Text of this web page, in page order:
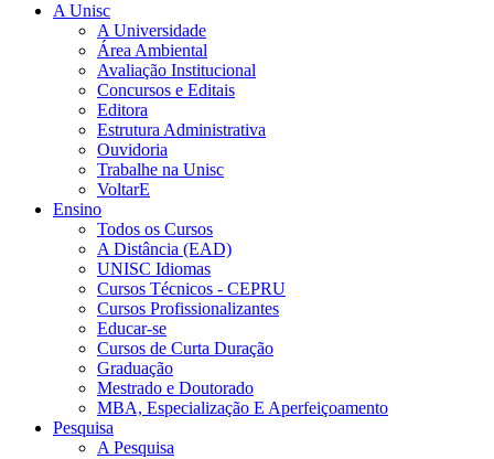
A Unisc
A Universidade
Área Ambiental
Avaliação Institucional
Concursos e Editais
Editora
Estrutura Administrativa
Ouvidoria
Trabalhe na Unisc
VoltarE
Ensino
Todos os Cursos
A Distância (EAD)
UNISC Idiomas
Cursos Técnicos - CEPRU
Cursos Profissionalizantes
Educar-se
Cursos de Curta Duração
Graduação
Mestrado e Doutorado
MBA, Especialização E Aperfeiçoamento
Pesquisa
A Pesquisa